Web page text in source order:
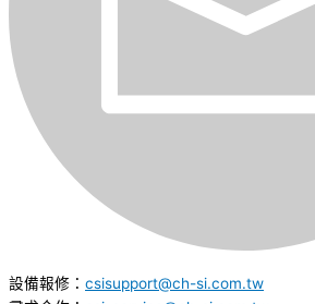
設備報修： csisupport@ch-si.com.tw